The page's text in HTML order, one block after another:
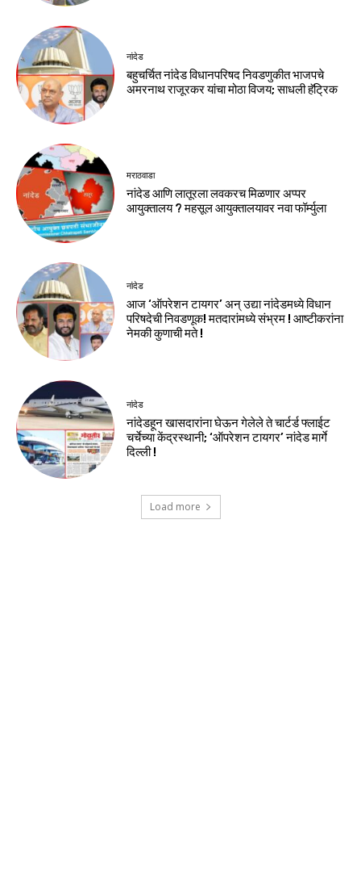
नांदेड
बहुचर्चित नांदेड विधानपरिषद निवडणुकीत भाजपचे
अमरनाथ राजूरकर यांचा मोठा विजय; साधली हॅट्रिक
मराठवाडा
नांदेड आणि लातूरला लवकरच मिळणार अप्पर
आयुक्तालय ? महसूल आयुक्तालयावर नवा फॉर्म्युला
नांदेड
आज ‘ऑपरेशन टायगर’ अन् उद्या नांदेडमध्ये विधान
परिषदेची निवडणूक! मतदारांमध्ये संभ्रम ! आष्टीकरांना
नेमकी कुणाची मते !
नांदेड
नांदेडहून खासदारांना घेऊन गेलेले ते चार्टर्ड फ्लाईट
चर्चेच्या केंद्रस्थानी; ‘ऑपरेशन टायगर’ नांदेड मार्गे
दिल्ली !
Load more